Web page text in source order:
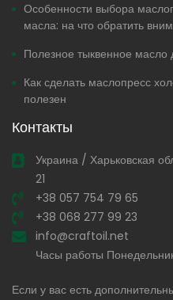
Особенности выбора
масла: на что обратить
Полезное тыквенное
Как сделать маслопресс
полезен
Контакты
Украина / Харьковская
21
+38 057 754 79 65
+38 068 277 99 23
info@craftoil.net
Часы работы
Если у вас есть